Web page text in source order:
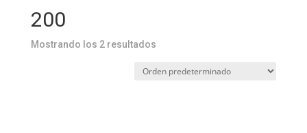
200
Mostrando los 2 resultados